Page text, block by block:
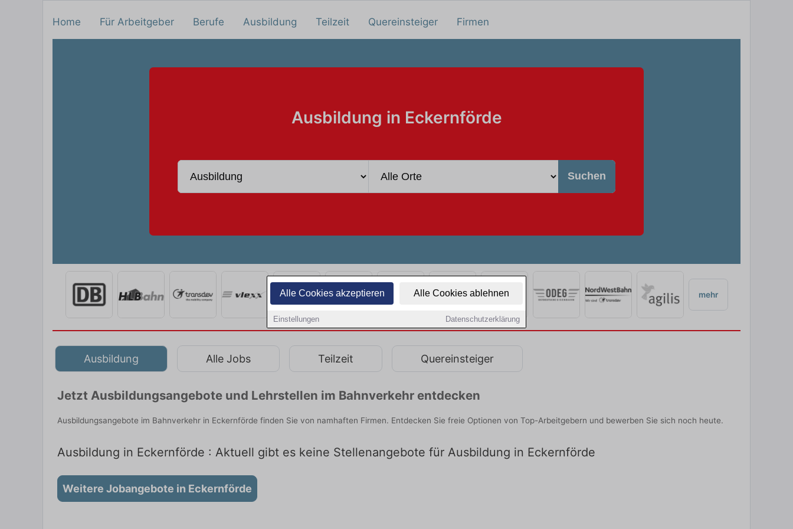
Alle Cookies akzeptieren Alle Cookies ablehnen
Einstellungen Datenschutzerklärung
Home Für Arbeitgeber Berufe Ausbildung Teilzeit Quereinsteiger Firmen
Ausbildung in Eckernförde
Suchen
mehr
Ausbildung Alle Jobs Teilzeit Quereinsteiger
Jetzt Ausbildungsangebote und Lehrstellen im Bahnverkehr entdecken
Ausbildungsangebote im Bahnverkehr in Eckernförde finden Sie von namhaften Firmen. Entdecken Sie freie Optionen von Top-Arbeitgebern und bewerben Sie sich noch heute.
Ausbildung in Eckernförde : Aktuell gibt es keine Stellenangebote für Ausbildung in Eckernförde
Weitere Jobangebote in Eckernförde